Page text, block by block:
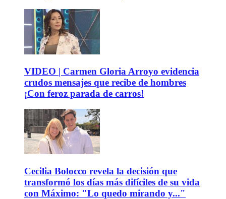
VIDEO | Carmen Gloria Arroyo evidencia
crudos mensajes que recibe de hombres
¡Con feroz parada de carros!
Cecilia Bolocco revela la decisión que
transformó los días más difíciles de su vida
con Máximo: "Lo quedo mirando y..."